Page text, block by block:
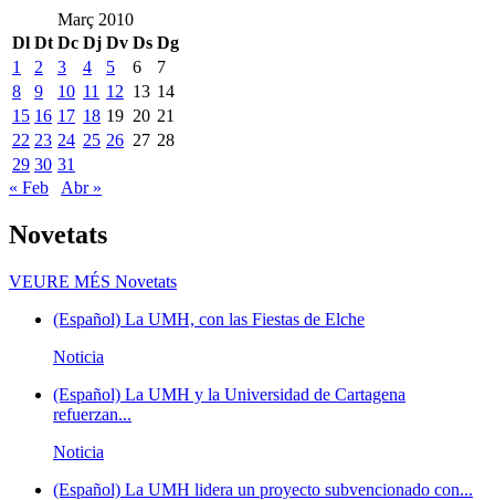
Març 2010
Dl Dt Dc Dj Dv Ds Dg
1
2 3 4 5 6
7
8
9 10 11 12 13 14
15 16 17 18 19 20 21
22 23 24 25 26 27 28
29 30 31
« Feb
Abr »
Novetats
VEURE MÉS Novetats
(Español) La UMH, con las Fiestas de Elche
Noticia
(Español) La UMH y la Universidad de Cartagena
refuerzan...
Noticia
(Español) La UMH lidera un proyecto subvencionado con...